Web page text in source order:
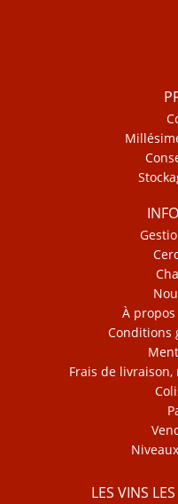
À
Conditions
Frais de
LES VINS